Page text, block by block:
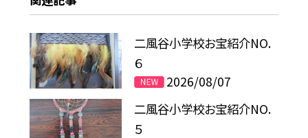
二風谷小学校お宝紹介NO.
６
2026/08/07
二風谷小学校お宝紹介NO.
５